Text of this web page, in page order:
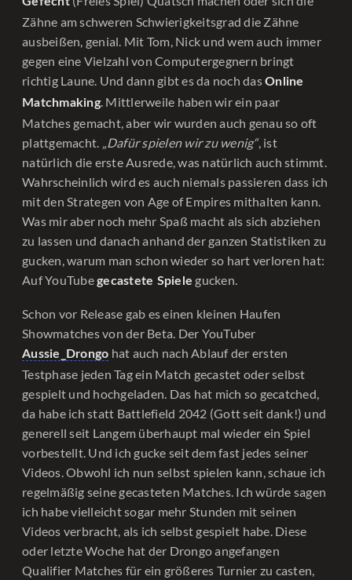
Zähne am schweren Schwierigkeitsgrad die Zähne
ausbeißen, genial. Mit Tom, Nick und wem auch immer
gegen eine Vielzahl von Computergegnern bringt
richtig Laune. Und dann gibt es da noch dasOnline
Matchmaking. Mittlerweile haben wir ein paar
Matches gemacht, aber wir wurden auch genau so oft
plattgemacht. „Dafür spielen wir zu wenig“, ist
natürlich die erste Ausrede, was natürlich auch stimmt.
Wahrscheinlich wird es auch niemals passieren dass ich
mit den Strategen von Age of Empires mithalten kann.
Was mir aber noch mehr Spaß macht als sich abziehen
zu lassen und danach anhand der ganzen Statistiken zu
gucken, warum man schon wieder so hart verloren hat:
Auf YouTubegecastete Spiele gucken.
Schon vor Release gab es einen kleinen Haufen
Showmatches von der Beta. Der YouTuber
Aussie_Drongo hat auch nach Ablauf der ersten
Testphase jeden Tag ein Match gecastet oder selbst
gespielt und hochgeladen. Das hat mich so gecatched,
da habe ich statt Battlefield 2042 (Gott seit dank!) und
generell seit Langem überhaupt mal wieder ein Spiel
vorbestellt. Und ich gucke seit dem fast jedes seiner
Videos. Obwohl ich nun selbst spielen kann, schaue ich
regelmäßig seine gecasteten Matches. Ich würde sagen
ich habe vielleicht sogar mehr Stunden mit seinen
Videos verbracht, als ich selbst gespielt habe. Diese
oder letzte Woche hat der Drongo angefangen
Qualifier Matches für ein größeres Turnier zu casten,